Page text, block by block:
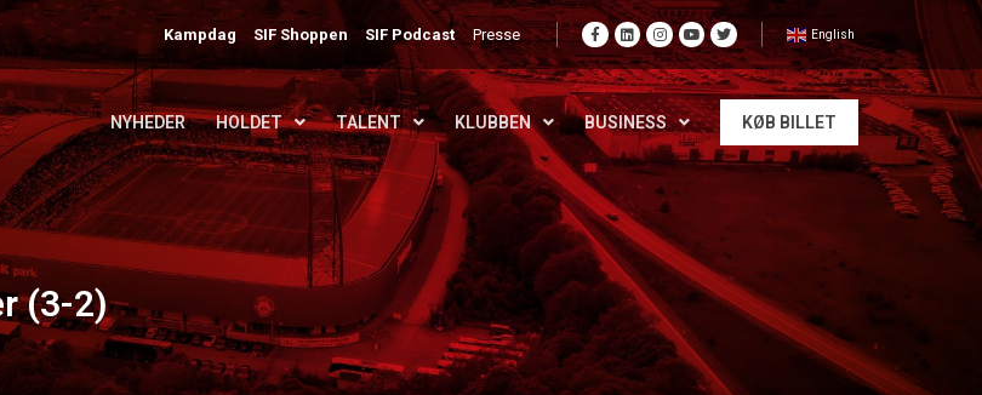
Kampdag SIF Shoppen SIF Podcast Presse English
NYHEDER HOLDET TALENT KLUBBEN BUSINESS KØB BILLET
(3-2)